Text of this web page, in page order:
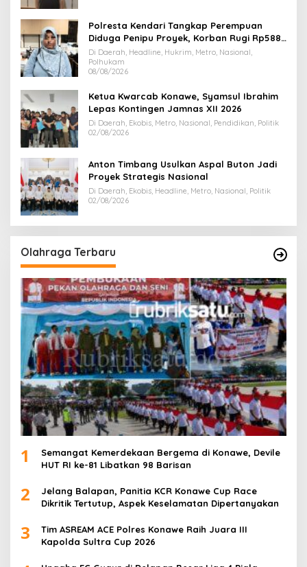
Polresta Kendari Tangkap Perempuan
Diduga Penipu Proyek, Korban Rugi Rp588,1
Juta
Di Daerah, Headline, Hukrim, Metro, Nasional,
Polhukam
08/08/2026
Ketua Kwarcab Konawe, Syamsul Ibrahim
Lepas Kontingen Jamnas XII 2026
Di Daerah, Ekobis, Metro, Nasional, Pendidikan, Politik
02/08/2026
Anton Timbang Usulkan Aspal Buton Jadi
Proyek Strategis Nasional
Di Daerah, Ekobis, Headline, Metro, Nasional, Politik
02/08/2026
Olahraga Terbaru
1
Semangat Kemerdekaan Bergema di Konawe, Devile
HUT RI ke-81 Libatkan 98 Barisan
2
Jelang Balapan, Panitia KCR Konawe Cup Race
Dikritik Tertutup, Aspek Keselamatan Dipertanyakan
3
Tim ASREAM ACE Polres Konawe Raih Juara III
Kapolda Sultra Cup 2026